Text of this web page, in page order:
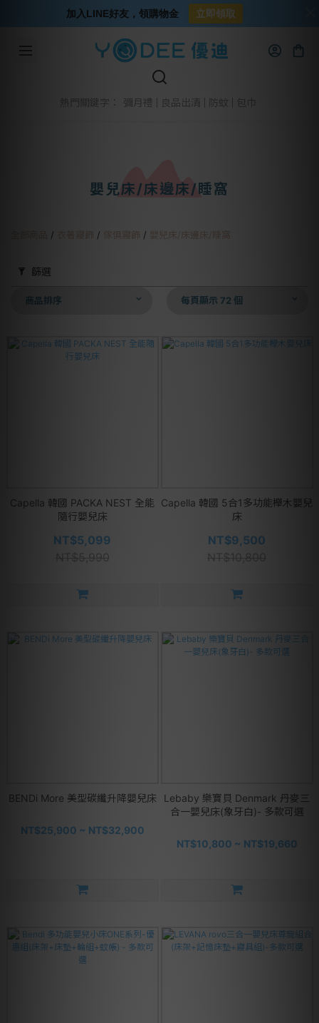
熱門關鍵字： 彌月禮 良品出清 防蚊
嬰兒床/床邊床/睡窩
/ / 傢俱寢飾 / 嬰兒床/床邊床/睡窩
篩選
商品排序 每頁顯示 72 個
Capella 韓國 PACKA NEST 全能
隨行嬰兒床
NT$5,099
NT$5,990
Capella 韓國 5合1多功能櫸木嬰兒
床
NT$9,500
NT$10,800
BENDi More 美型碳纖升降嬰兒床
NT$25,900 ~ NT$32,900
Lebaby 樂寶貝 Denmark 丹麥三
合一嬰兒床(象牙白)- 多款可選
NT$10,800 ~ NT$19,660
加入LINE好友，領購物金 立即領取